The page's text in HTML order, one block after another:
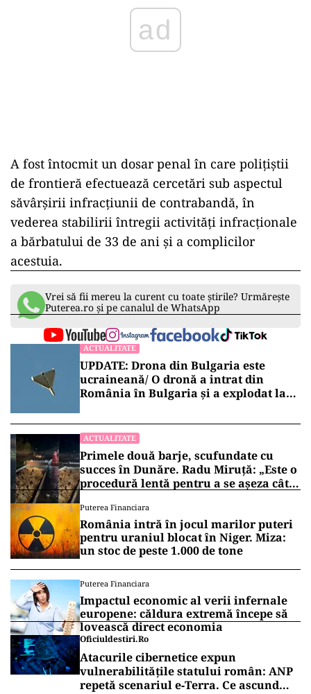
ad
A fost întocmit un dosar penal în care polițiștii
de frontieră efectuează cercetări sub aspectul
săvârșirii infracțiunii de contrabandă, în
vederea stabilirii întregii activități infracționale
a bărbatului de 33 de ani și a complicilor
acestuia.
Vrei să fii mereu la curent cu toate știrile? Urmărește
Puterea.ro și pe canalul de WhatsApp
ACTUALITATE
UPDATE: Drona din Bulgaria este
ucraineană/ O dronă a intrat din
România în Bulgaria şi a explodat la
ACTUALITATE
Primele două barje, scufundate cu
succes în Dunăre. Radu Miruță: „Este o
procedură lentă pentru a se așeza cât
Puterea Financiara
România intră în jocul marilor puteri
pentru uraniul blocat în Niger. Miza:
un stoc de peste 1.000 de tone
Puterea Financiara
Impactul economic al verii infernale
europene: căldura extremă începe să
lovească direct economia
Oficiuldestiri.ro
Atacurile cibernetice expun
vulnerabilitățile statului român: ANP
repetă scenariul e‑Terra. Ce ascund